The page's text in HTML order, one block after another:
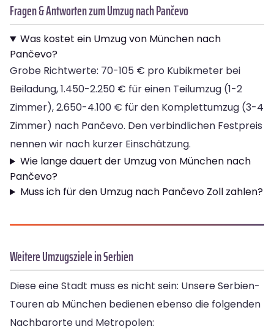
Fragen & Antworten zum Umzug nach Pančevo
Was kostet ein Umzug von München nach
Pančevo?
Grobe Richtwerte: 70-105 € pro Kubikmeter bei
Beiladung, 1.450-2.250 € für einen Teilumzug (1-2
Zimmer), 2.650-4.100 € für den Komplettumzug (3-4
Zimmer) nach Pančevo. Den verbindlichen Festpreis
nennen wir nach kurzer Einschätzung.
Wie lange dauert der Umzug von München nach
Pančevo?
Muss ich für den Umzug nach Pančevo Zoll zahlen?
Weitere Umzugsziele in Serbien
Diese eine Stadt muss es nicht sein: Unsere Serbien-
Touren ab München bedienen ebenso die folgenden
Nachbarorte und Metropolen: